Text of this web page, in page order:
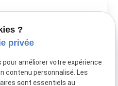
appeler ?
79 16 20
?
privée
améliorer votre expérience
contenu personnalisé. Les
sont essentiels au